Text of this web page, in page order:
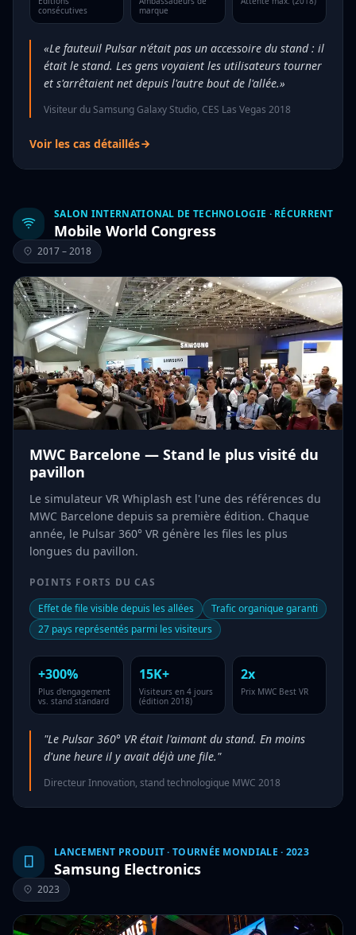
consécutives
marque
«Le fauteuil Pulsar n'était pas un accessoire du stand : il
était le stand. Les gens voyaient les utilisateurs tourner
et s'arrêtaient net depuis l'autre bout de l'allée.»
Visiteur du Samsung Galaxy Studio, CES Las Vegas 2018
Voir les cas détaillés
SALON INTERNATIONAL DE TECHNOLOGIE · RÉCURRENT
Mobile World Congress
2017 – 2018
MWC Barcelone — Stand le plus visité du
pavillon
Le simulateur VR Whiplash est l'une des références du
MWC Barcelone depuis sa première édition. Chaque
année, le Pulsar 360° VR génère les files les plus
longues du pavillon.
POINTS FORTS DU CAS
Effet de file visible depuis les allées
Trafic organique garanti
27 pays représentés parmi les visiteurs
+300%
Plus d'engagement
vs. stand standard
15K+
Visiteurs en 4 jours
(édition 2018)
2x
Prix MWC Best VR
"Le Pulsar 360° VR était l'aimant du stand. En moins
d'une heure il y avait déjà une file."
Directeur Innovation, stand technologique MWC 2018
LANCEMENT PRODUIT · TOURNÉE MONDIALE · 2023
Samsung Electronics
2023